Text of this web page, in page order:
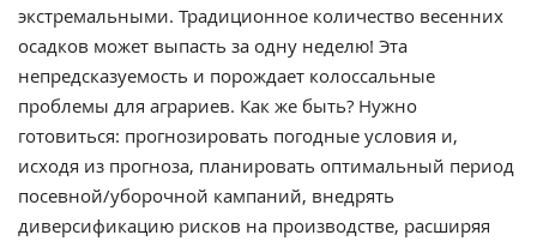
экстремальными. Традиционное количество весенних
осадков может выпасть за одну неделю! Эта
непредсказуемость и порождает колоссальные
проблемы для аграриев. Как же быть? Нужно
готовиться: прогнозировать погодные условия и,
исходя из прогноза, планировать оптимальный период
посевной/уборочной кампаний, внедрять
диверсификацию рисков на производстве, расширяя